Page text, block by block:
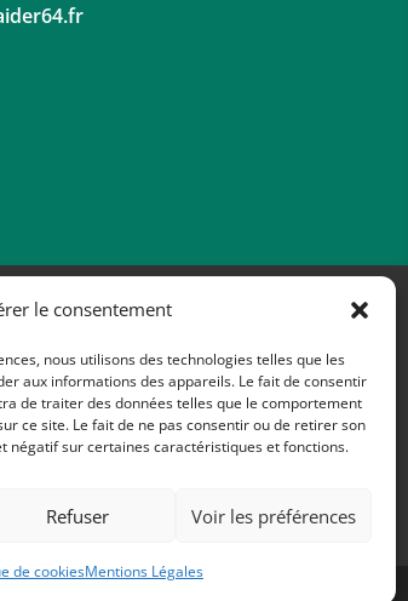
le consentement
nous utilisons des technologies telles que les
aux informations des appareils. Le fait de consentir
de traiter des données telles que le comportement
ce site. Le fait de ne pas consentir ou de retirer son
négatif sur certaines caractéristiques et fonctions.
Refuser Voir les préférences
de cookiesMentions Légales